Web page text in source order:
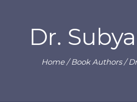
Dr.
Home/ Book Authors /